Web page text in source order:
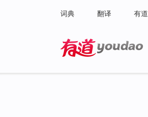
词典 翻译 有